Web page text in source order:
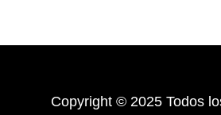
Copyright © 2025 Todos